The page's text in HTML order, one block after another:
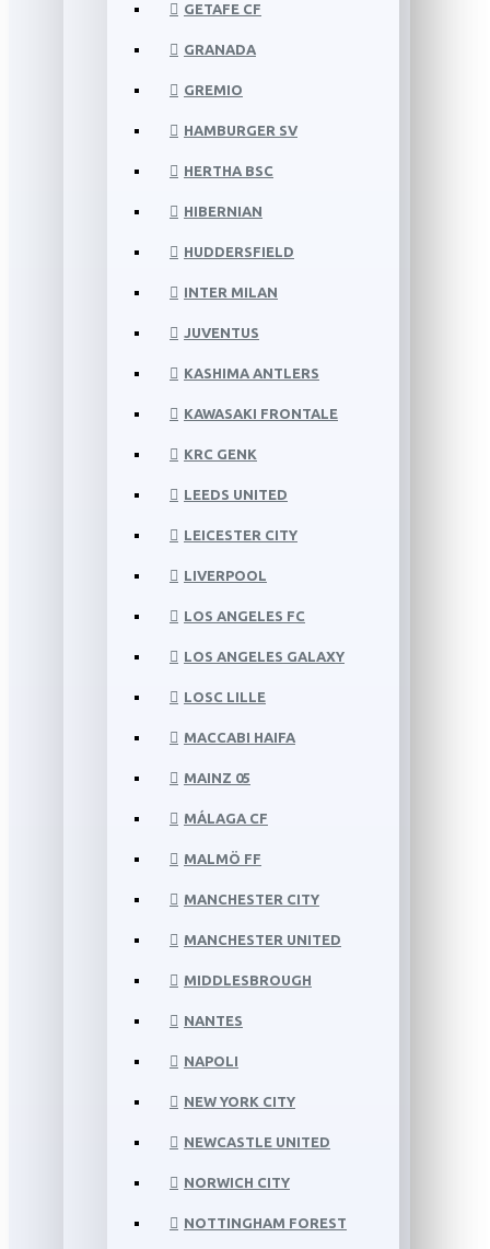
GETAFE CF
GRANADA
GREMIO
HAMBURGER SV
HERTHA BSC
HIBERNIAN
HUDDERSFIELD
INTER MILAN
JUVENTUS
KASHIMA ANTLERS
KAWASAKI FRONTALE
KRC GENK
LEEDS UNITED
LEICESTER CITY
LIVERPOOL
LOS ANGELES FC
LOS ANGELES GALAXY
LOSC LILLE
MACCABI HAIFA
MAINZ 05
MÁLAGA CF
MALMÖ FF
MANCHESTER CITY
MANCHESTER UNITED
MIDDLESBROUGH
NANTES
NAPOLI
NEW YORK CITY
NEWCASTLE UNITED
NORWICH CITY
NOTTINGHAM FOREST